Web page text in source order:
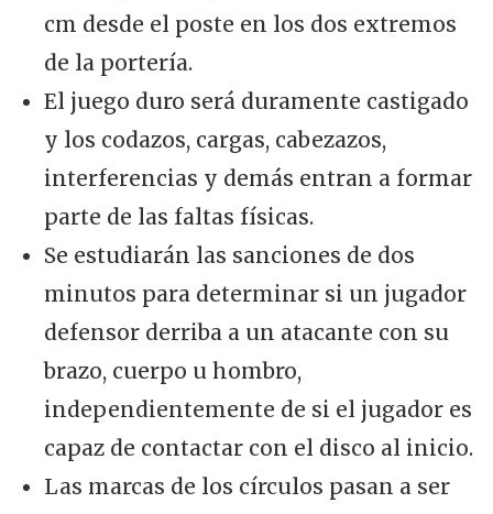
cm desde el poste en los dos extremos
de la portería.
El juego duro será duramente castigado
y los codazos, cargas, cabezazos,
interferencias y demás entran a formar
parte de las faltas físicas.
Se estudiarán las sanciones de dos
minutos para determinar si un jugador
defensor derriba a un atacante con su
brazo, cuerpo u hombro,
independientemente de si el jugador es
capaz de contactar con el disco al inicio.
Las marcas de los círculos pasan a ser